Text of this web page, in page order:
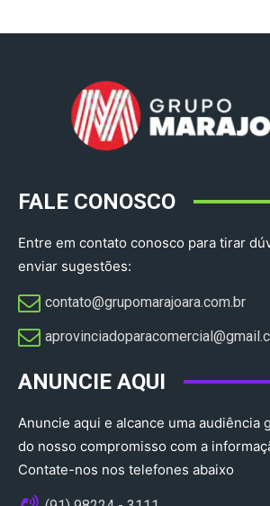
FALE CONOSCO
Entre em contato conosco para tirar
enviar sugestões:
contato@grupomarajoara.com.br
ANUNCIE AQUI
Anuncie aqui e alcance uma audiência
do nosso compromisso com a
Contate-nos nos telefones abaixo